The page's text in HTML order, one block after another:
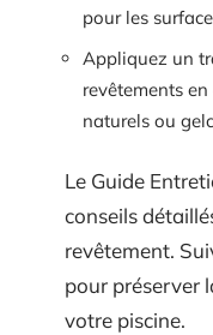
pour les
Appliquez un
revêtements
naturels ou
Le Guide
conseils
revêtement.
pour préserver
votre piscine.